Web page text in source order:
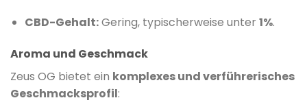
CBD-Gehalt:Gering, typischerweise unter 1%.
Aroma und Geschmack
Zeus OG bietet ein komplexes und verführerisches
Geschmacksprofil: